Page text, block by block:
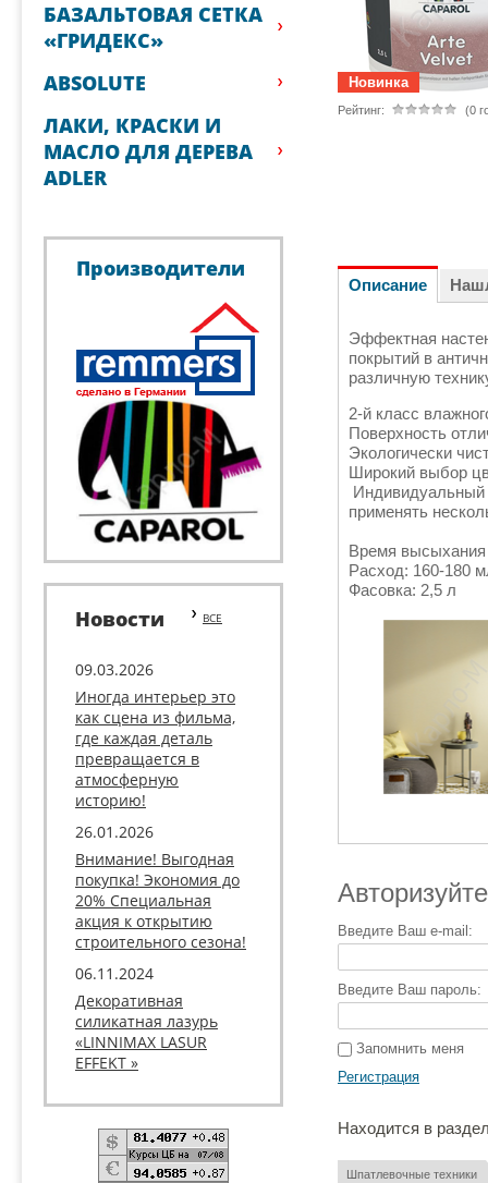
БАЗАЛЬТОВАЯ СЕТКА
«ГРИДЕКС»
ABSOLUTE
ЛАКИ, КРАСКИ И
МАСЛО ДЛЯ ДЕРЕВА
ADLER
Производители
Новости ВСЕ
09.03.2026
Иногда интерьер это
как сцена из фильма,
где каждая деталь
превращается в
атмосферную
историю!
26.01.2026
Внимание! Выгодная
покупка! Экономия до
20% Специальная
акция к открытию
строительного сезона!
06.11.2024
Декоративная
силикатная лазурь
«LINNIMAX LASUR
EFFEKT »
Новинка
Рейтинг: (0
Описание
Эффектная
покрытий в
различную
2-й класс
Поверхность
Экологически
Широкий выбор
Индивидуальный
применять
Время высыхания
Расход: 160-180
Введите Ваш e-mail:
Введите Ваш пароль:
Запомнить меня
Регистрация
Находится в
Шпатлевочные техники